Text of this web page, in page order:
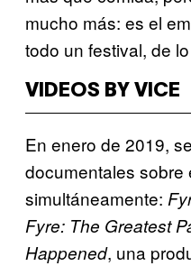
mucho más: es el
todo un festival, de
VIDEOS BY VICE
En enero de 2019,
documentales sobre
simultáneamente:
Fyre: The Greatest
Happened, una